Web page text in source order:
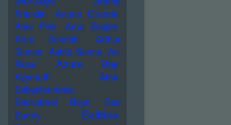
Franklin
Ariana Grande
Ariel Pink
Arnd Zeigler
Arno Schmitt
Arthur
Gunter Astrid Sonne Axl
Rose
Azure Ray
Azymuth
Ätna
Babyshambles
Backstreet Boys
Bad
Bunny
Balbina